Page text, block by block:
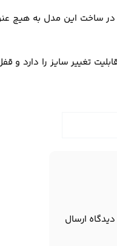
ساخت این مدل به هیچ
تغییر سایز را دارد و
ارسال